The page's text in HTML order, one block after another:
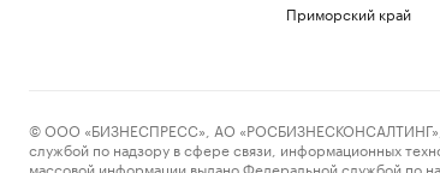
Приморский край
© ООО «БИЗНЕСПРЕСС», АО «РОСБИЗНЕСКОНСАЛТИНГ»,
службой по надзору в сфере связи, информационных
массовой информации выдано Федеральной службой по